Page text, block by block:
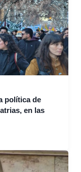
política de
en las